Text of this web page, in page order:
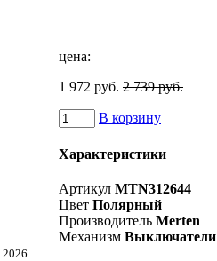
цена:
1 972 руб. 2 739 руб.
В корзину
Характеристики
Артикул MTN312644
Цвет Полярный
Производитель Merten
Механизм Выключатели
2026